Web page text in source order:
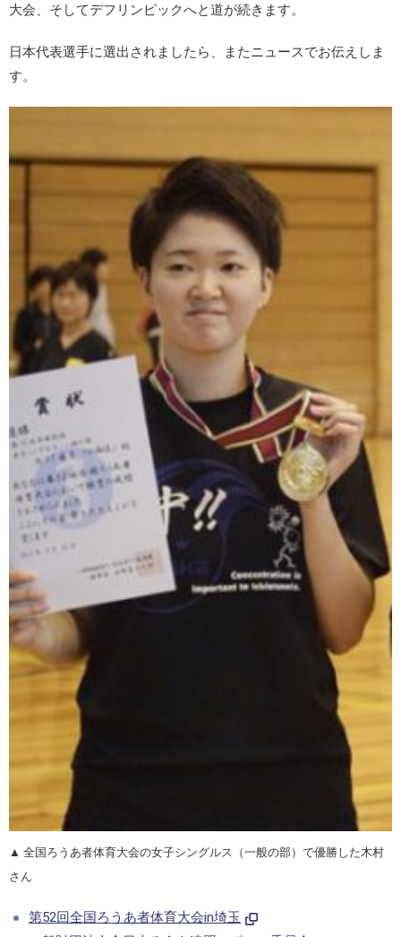
大会、そしてデフリンピックへと道が続きます。
日本代表選手に選出されましたら、またニュースでお伝えしま
す。
▲ 全国ろうあ者体育大会の女子シングルス（一般の部）で優勝した木村
さん
第52回全国ろうあ者体育大会in埼玉